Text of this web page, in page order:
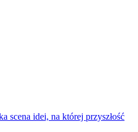
scena idei, na której przyszłość